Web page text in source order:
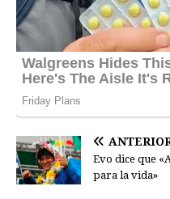
Evo dice que
para la vida»